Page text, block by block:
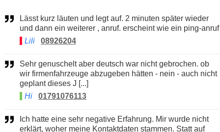
Lässt kurz läuten und legt auf. 2 minuten später wieder
und dann ein weiterer , anruf. erscheint wie ein ping-anruf
Lili
08926204
Sehr genuschelt aber deutsch war nicht gebrochen. ob
wir firmenfahrzeuge abzugeben hätten - nein - auch nicht
geplant dieses J [...]
Hi
01791076113
erklärt, woher meine Kontaktdaten stammen. Statt auf